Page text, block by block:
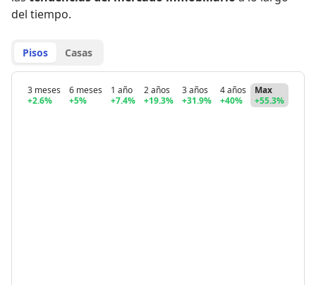
del tiempo.
Pisos Casas
3 meses
+2.6%
6 meses
+5%
1 año
+7.4%
2 años
+19.3%
3 años
+31.9%
4 años
+40%
Max
+55.3%